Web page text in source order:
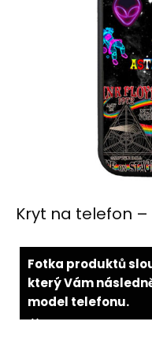
Kryt na telefon
Fotka produktů
který Vám
model telefonu.
×